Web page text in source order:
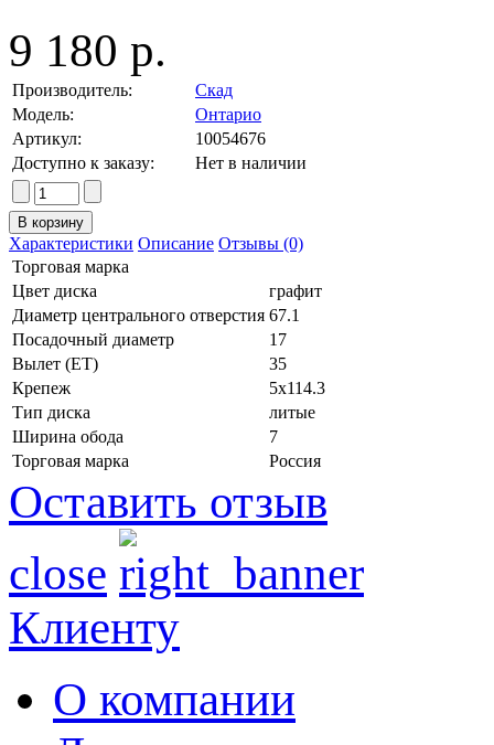
9 180 р.
Производитель:
Скад
Модель:
Онтарио
Артикул:
10054676
Доступно к заказу:
Нет в наличии
Характеристики Описание Отзывы (0)
Торговая марка
Цвет диска
графит
Диаметр центрального отверстия 67.1
Посадочный диаметр
17
Вылет (ET)
35
Крепеж
5x114.3
Тип диска
литые
Ширина обода
7
Торговая марка
Россия
Оставить отзыв
close
Клиенту
О компании